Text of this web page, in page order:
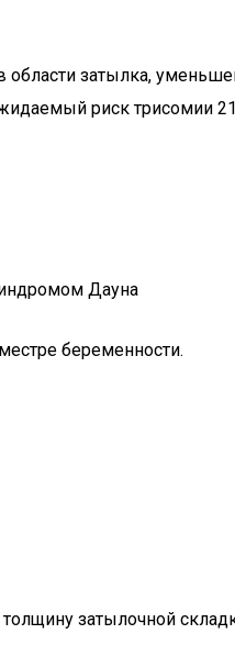
затылка,
риск трисомии
Дауна
беременности.
затылочной